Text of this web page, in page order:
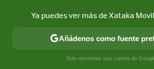
CONECTIVIDAD MÓVIL Y SOCIEDAD
Ya puedes ver más de Xataka
Añádenos como fuente
Solo necesitas una cuenta de